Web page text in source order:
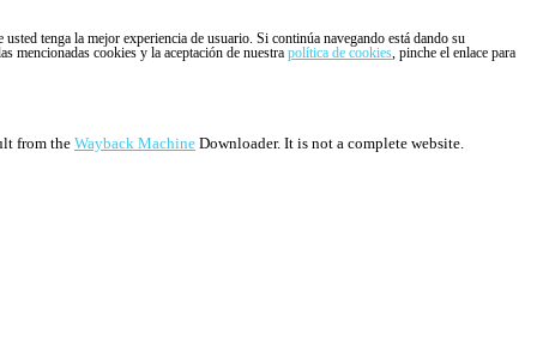
tenga la mejor experiencia de usuario. Si continúa navegando está dando su
mencionadas cookies y la aceptación de nuestra política de cookies, pinche el enlace para
from the Wayback Machine Downloader. It is not a complete website.